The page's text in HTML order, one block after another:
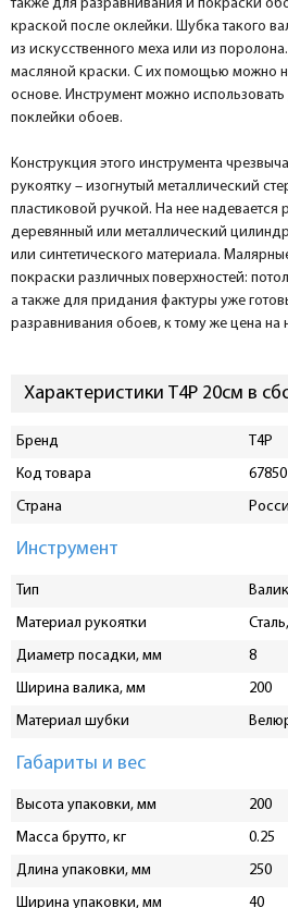
также для разравнивания и покраски
краской после оклейки. Шубка такого
из искусственного меха или из
масляной краски. С их помощью можно
основе. Инструмент можно использовать
поклейки обоев.
Конструкция этого инструмента
рукоятку – изогнутый металлический
пластиковой ручкой. На нее надевается
деревянный или металлический
или синтетического материала.
покраски различных поверхностей:
а также для придания фактуры уже
разравнивания обоев, к тому же цена на
Характеристики T4P 20см в
Бренд
T4P
Код товара
67850
Страна
Инструмент
Тип
Материал рукоятки
Диаметр посадки, мм
8
Ширина валика, мм
200
Материал шубки
Габариты и вес
Высота упаковки, мм
200
Масса брутто, кг
0.25
Длина упаковки, мм
250
Ширина упаковки, мм
40